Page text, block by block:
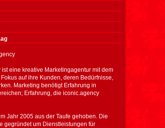
eine kreative Marketingagentur mit dem
auf ihre Kunden, deren Bedürfnisse,
Marketing benötigt Erfahrung in
Erfahrung, die iconic.agency
Jahr 2005 aus der Taufe gehoben. Die
gegründet um Dienstleistungen für